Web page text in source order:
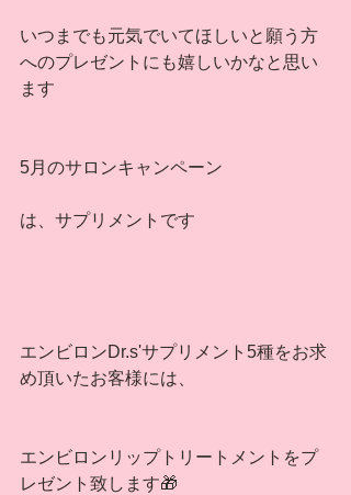
いつまでも元気でいてほしいと願う方
へのプレゼントにも嬉しいかなと思い
ます
5月のサロンキャンペーン
は、サプリメントです
エンビロンDr.s'サプリメント5種をお求
め頂いたお客様には、
エンビロンリップトリートメントをプ
レゼント致します🎁